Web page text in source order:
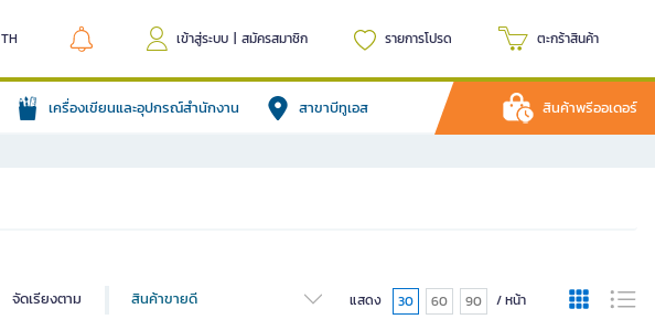
TH เข้าสู่ระบบ | สมัครสมาชิก รายการโปรด ตะกร้าสินค้า
เครื่องเขียนและอุปกรณ์สำนักงาน สาขาบีทูเอส สินค้าพรีออเดอร์
จัดเรียงตาม สินค้าขายดี แสดง 30 60 90 / หน้า